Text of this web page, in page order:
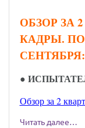
ОБЗОР ЗА
КАДРЫ.
СЕНТЯБРЯ:
●
Обзор за 2
Читать далее…